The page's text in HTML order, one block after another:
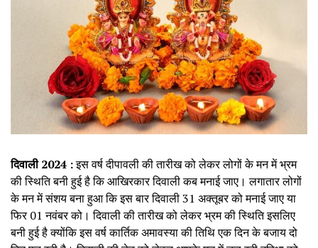
दिवाली 2024 :इस वर्ष दीपावली की तारीख को लेकर लोगों के मन में भ्रम
की स्थिति बनी हुई है कि आखिरकार दिवाली कब मनाई जाए। लगातार लोगों
के मन में संशय बना हुआ कि इस बार दिवाली 31 अक्तूबर को मनाई जाए या
फिर 01 नवंबर को। दिवाली की तारीख को लेकर भ्रम की स्थिति इसलिए
बनी हुई है क्योंकि इस वर्ष कार्तिक अमावस्या की तिथि एक दिन के बजाय दो